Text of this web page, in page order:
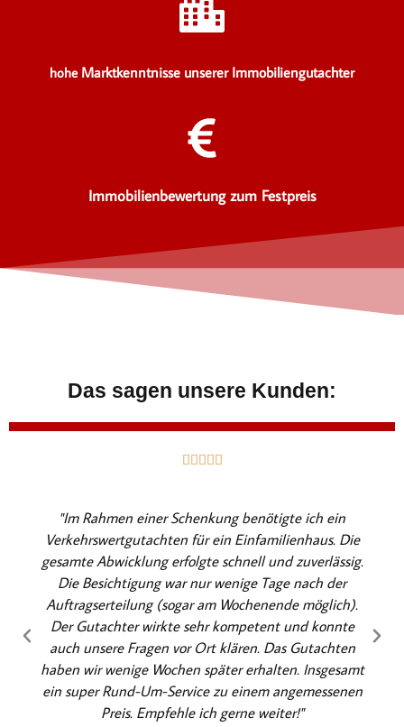
hohe Marktkenntnisse unserer Immobiliengutachter
Immobilienbewertung zum Festpreis
Das sagen unsere Kunden:
    B
e
r
t
e
t
m
i
t
5
v
"Im Rahmen einer Schenkung benötigte ich ein
Verkehrswertgutachten für ein Einfamilienhaus. Die
gesamte Abwicklung erfolgte schnell und zuverlässig.
Die Besichtigung war nur wenige Tage nach der
Auftragserteilung (sogar am Wochenende möglich).
Der Gutachter wirkte sehr kompetent und konnte
auch unsere Fragen vor Ort klären. Das Gutachten
haben wir wenige Wochen später erhalten. Insgesamt
ein super Rund-Um-Service zu einem angemessenen
Preis. Empfehle ich gerne weiter!"